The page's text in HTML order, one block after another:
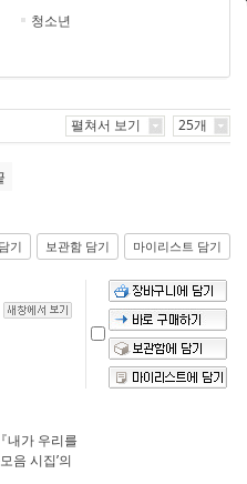
청소년
펼쳐서 보기 25개
기 보관함 담기 마이리스트 담기
내가 우리를
음 시집’의